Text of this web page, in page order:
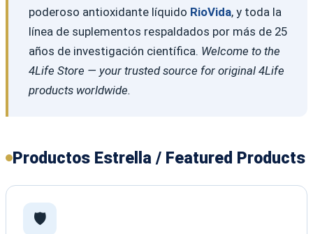
poderoso antioxidante líquido RioVida, y toda la
línea de suplementos respaldados por más de 25
años de investigación científica. Welcome to the
4Life Store — your trusted source for original 4Life
products worldwide.
Productos Estrella / Featured Products
🛡️